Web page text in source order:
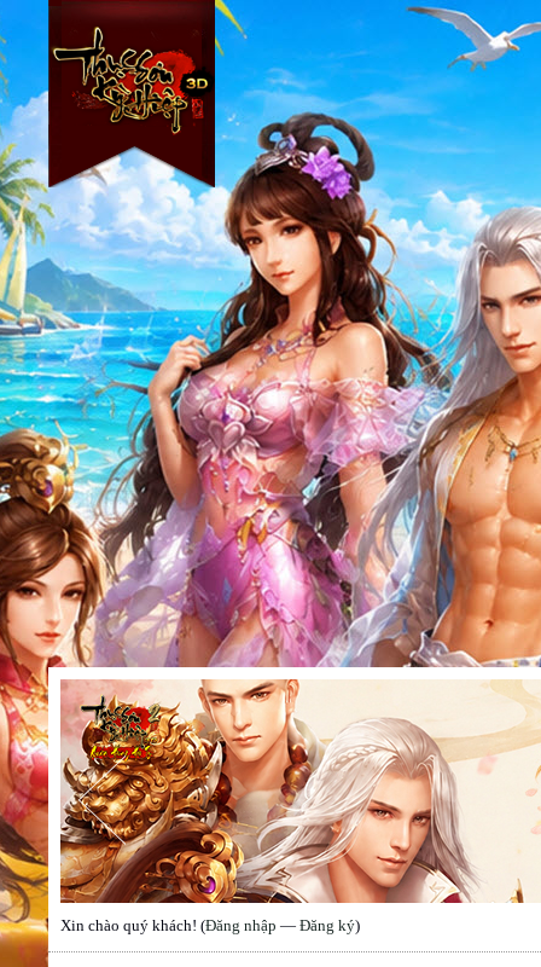
Xin chào quý khách! (Đăng nhập — Đăng ký)